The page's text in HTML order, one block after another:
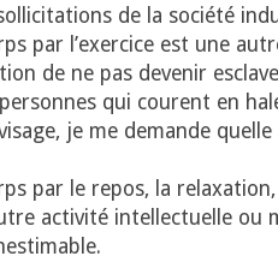
de la société
par l’exercice est une
de ne pas devenir
qui courent en
je me demande
par le repos, la
activité intellectuelle ou